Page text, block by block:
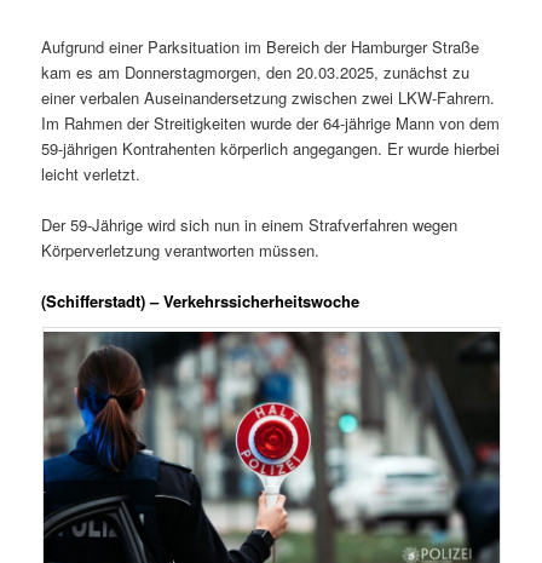
Aufgrund einer Parksituation im Bereich der Hamburger Straße
kam es am Donnerstagmorgen, den 20.03.2025, zunächst zu
einer verbalen Auseinandersetzung zwischen zwei LKW-Fahrern.
Im Rahmen der Streitigkeiten wurde der 64-jährige Mann von dem
59-jährigen Kontrahenten körperlich angegangen. Er wurde hierbei
leicht verletzt.
Der 59-Jährige wird sich nun in einem Strafverfahren wegen
Körperverletzung verantworten müssen.
(Schifferstadt) – Verkehrssicherheitswoche